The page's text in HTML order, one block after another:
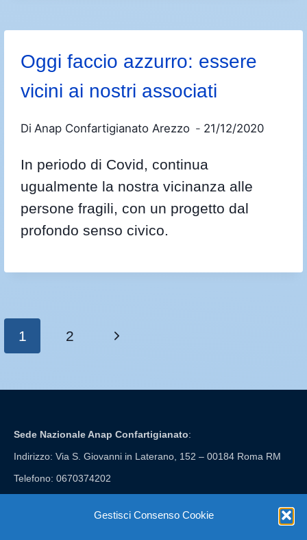
Gestisci Consenso Cookie
Oggi faccio azzurro: essere
vicini ai nostri associati
Di Anap Confartigianato Arezzo 21/12/2020
In periodo di Covid, continua
ugualmente la nostra vicinanza alle
persone fragili, con un progetto dal
profondo senso civico.
1 2
Sede Nazionale Anap Confartigianato:
Indirizzo: Via S. Giovanni in Laterano, 152 – 00184 Roma RM
Telefono: 0670374202